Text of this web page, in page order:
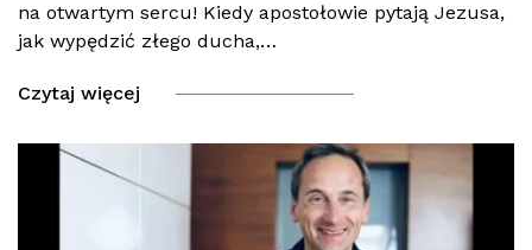
na otwartym sercu! Kiedy apostołowie pytają Jezusa,
jak wypędzić złego ducha,…
Czytaj więcej